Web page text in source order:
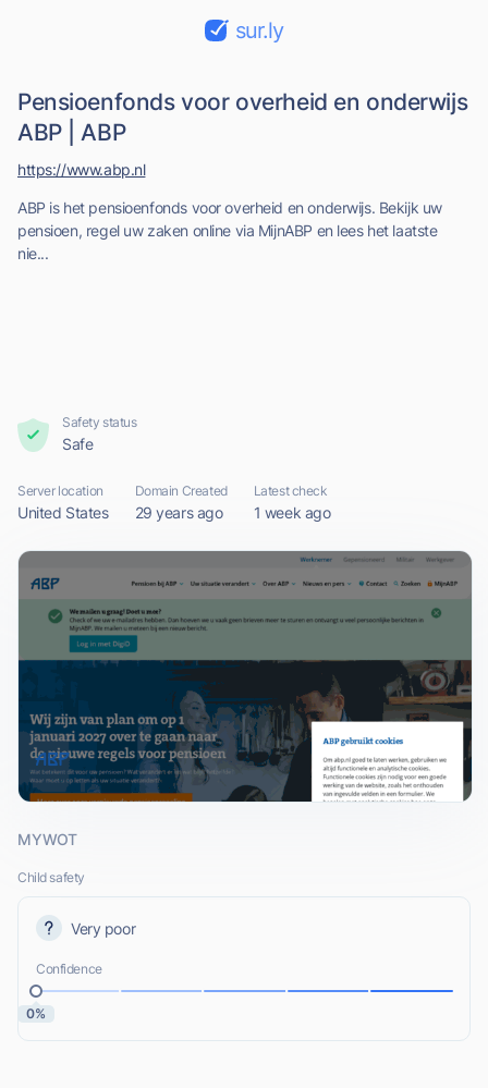
sur.ly
Pensioenfonds voor overheid en onderwijs
ABP | ABP
ABP is het pensioenfonds voor overheid en onderwijs. Bekijk uw
pensioen, regel uw zaken online via MijnABP en lees het laatste
nie...
https://www.abp.nl
Safety status
Safe
Server location
United States
Domain Created
29 years ago
Latest check
1 week ago
MYWOT
Child safety
Very poor
Confidence
0%